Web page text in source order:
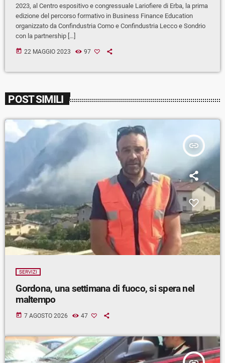
2023, al Centro espositivo e congressuale Lariofiere di Erba, la prima
edizione del percorso formativo in Business Finance Education
organizzato da Confindustria Como e Confindustria Lecco e Sondrio
con la partnership […]
today 22 MAGGIO 2023 97
POST SIMILI
insert_link
SERVIZI
Gordona, una settimana di fuoco, si spera nel
maltempo
today 7 AGOSTO 2026 47